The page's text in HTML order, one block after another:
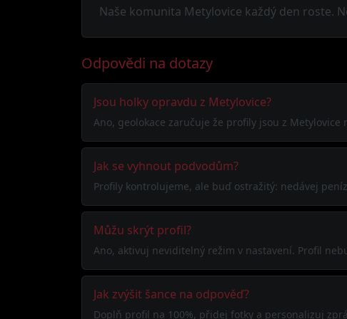
Naše komunita Metylovice každý den roste.
Odpovědi na dotazy
Jsou holky opravdu z Metylovice?
Ano, geolokace zaručuje že profily jsou z
Jak se vyhnout podvodům?
Profily kontrolujeme, ale buď ostražitý: nedávej
Můžu skrýt profil?
Ano, aktivuj neviditelný režim v nastavení. Profil
Jak zvýšit šance na odpověď?
Doplň profil na 100%, přidej fotky a personalizuj